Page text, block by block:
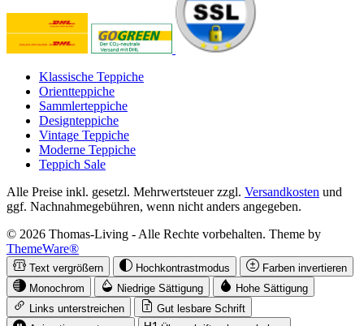
Klassische Teppiche
Orientteppiche
Sammlerteppiche
Designteppiche
Vintage Teppiche
Moderne Teppiche
Teppich Sale
Alle Preise inkl. gesetzl. Mehrwertsteuer zzgl. Versandkosten und
ggf. Nachnahmegebühren, wenn nicht anders angegeben.
© 2026 Thomas-Living - Alle Rechte vorbehalten. Theme by
ThemeWare®
Text vergrößern Hochkontrastmodus
Farben invertieren
Monochrom
Niedrige Sättigung
Hohe Sättigung
Links unterstreichen
Gut lesbare Schrift